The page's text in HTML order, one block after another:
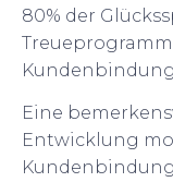
80% der
Eine
Entwicklung